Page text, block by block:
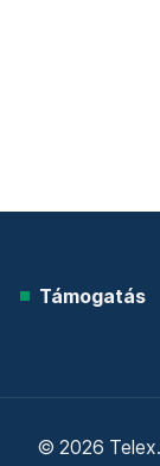
Támogatás
© 2026